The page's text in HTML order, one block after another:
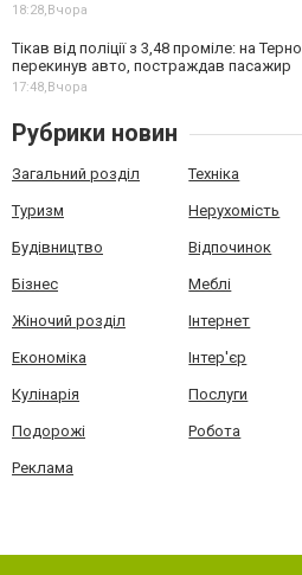
18:28, Вчора
Тікав від поліції з 3,48 проміле: на
перекинув авто, постраждав пасажир
17:48, Вчора
Рубрики новин
Загальний розділ Техніка
Туризм Нерухомість
Будівництво Відпочинок
Бізнес Меблі
Жіночий розділ Інтернет
Економіка Інтер'єр
Кулінарія Послуги
Подорожі Робота
Реклама